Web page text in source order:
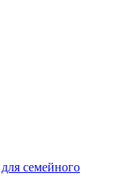
семейного